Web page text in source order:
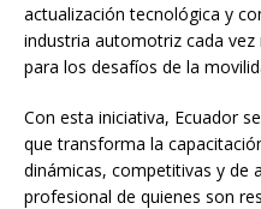
actualización tecnológica y
industria automotriz cada vez
para los desafíos de la
Con esta iniciativa, Ecuador
que transforma la
dinámicas, competitivas y de
profesional de quienes son